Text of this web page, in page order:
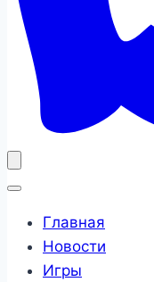
Главная
Новости
Игры